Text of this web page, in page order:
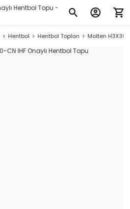
Hentbol Hentbol Topları Molten